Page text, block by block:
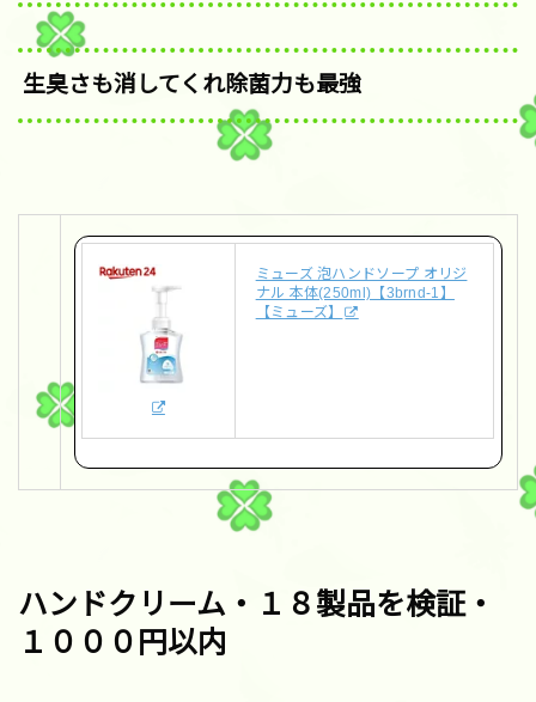
生臭さも消してくれ除菌力も最強
ミューズ 泡ハンドソープ オリジ
ナル 本体(250ml)【3brnd-1】
【ミューズ】
ハンドクリーム・１８製品を検証・
１０００円以内